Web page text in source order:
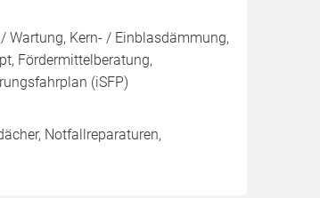
Wartung, Kern- / Einblasdämmung,
Fördermittelberatung,
(iSFP)
Notfallreparaturen,